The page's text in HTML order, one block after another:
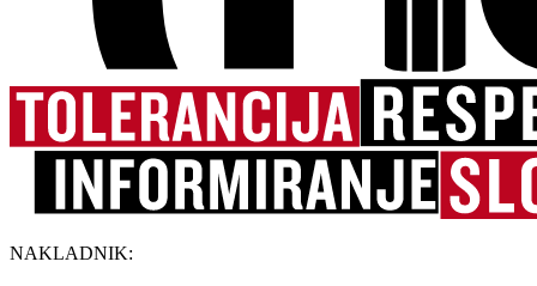
NAKLADNIK: